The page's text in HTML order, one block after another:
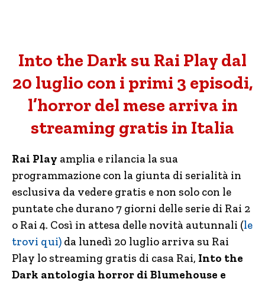
Into the Dark su Rai Play dal
20 luglio con i primi 3 episodi,
l’horror del mese arriva in
streaming gratis in Italia
Rai Play amplia e rilancia la sua
programmazione con la giunta di serialità in
esclusiva da vedere gratis e non solo con le
puntate che durano 7 giorni delle serie di Rai 2
o Rai 4. Così in attesa delle novità autunnali (le
trovi qui) da lunedì 20 luglio arriva su Rai
Play lo streaming gratis di casa Rai, Into the
Dark antologia horror di Blumehouse e